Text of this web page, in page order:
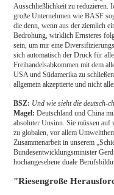
Ausschließlichkeit zu reduzieren.
große Unternehmen wie BASF
die denn, wenn aus der ziemlich
Bedrohung, wirklich Ernsteres
sein, um mir eine
sich automatisch der Druck für
Freihandelsabkommen mit dem
USA und Südamerika zu
allgemein akzeptierte und nicht
BSZ: Und wie sieht die deutsch-
Magel: Deutschland und China
absoluter Unsinn. Sie müssen auf
zu globalen, vor allem
Zusammenarbeit in unserem
Bundesentwicklungsminister
hochangesehene duale
"Riesengroße